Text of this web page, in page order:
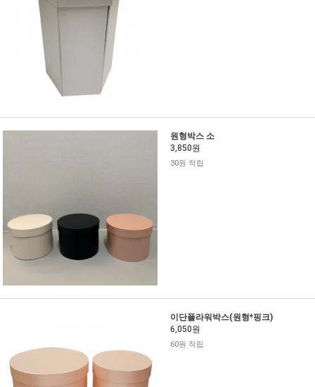
원형박스 소
3,850원
30원 적립
이단플라워박스(원형*핑크)
6,050원
60원 적립